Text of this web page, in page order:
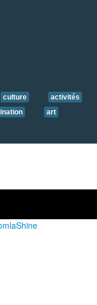
culture
activités
art